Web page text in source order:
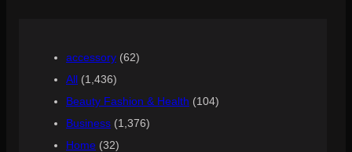
accessory (62)
All (1,436)
Beauty Fashion & Health (104)
Business (1,376)
Home (32)